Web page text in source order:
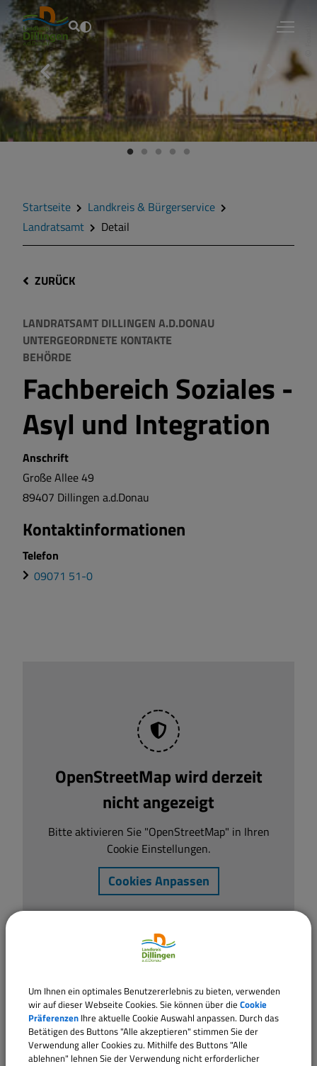
Fouad Vollmer
Startseite
Landkreis & Bürgerservice
Landratsamt
Detail
ZURÜCK
LANDRATSAMT DILLINGEN A.D.DONAU
UNTERGEORDNETE KONTAKTE
BEHÖRDE
Fachbereich Soziales -
Asyl und Integration
Anschrift
Große Allee49
89407 Dillingen a.d.Donau
Kontaktinformationen
Telefon
09071 51-0
OpenStreetMap wird derzeit
nicht angezeigt
Bitte aktivieren Sie "OpenStreetMap" in Ihren
Cookie Einstellungen.
Cookies Anpassen
Um Ihnen ein optimales Benutzererlebnis zu bieten, verwenden
wir auf dieser Webseite Cookies. Sie können über die Cookie
Präferenzen Ihre aktuelle Cookie Auswahl anpassen. Durch das
Betätigen des Buttons "Alle akzeptieren" stimmen Sie der
Verwendung aller Cookies zu. Mithilfe des Buttons "Alle
ablehnen" lehnen Sie der Verwendung nicht erforderlicher